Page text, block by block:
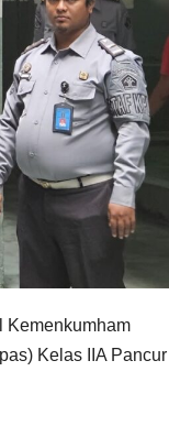
Kemenkumham
Kelas IIA Pancur